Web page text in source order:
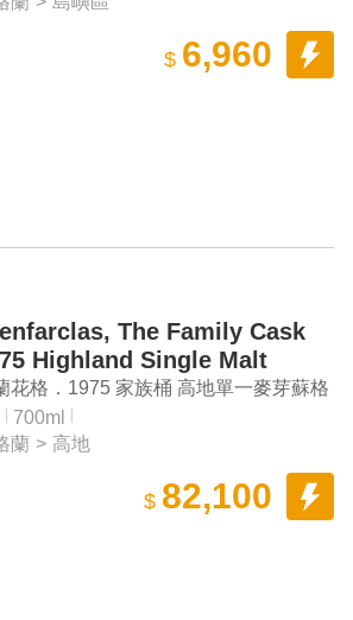
$ 6,960
The Family Cask
Highland Single Malt
Whisky
花格．1975 家族桶 高地單一麥芽蘇格
士忌
700ml
蘭 > 高地
$ 82,100